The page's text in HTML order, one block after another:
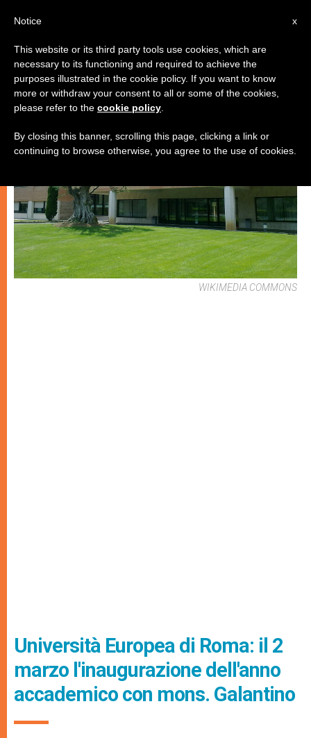
ARTE E CULTURA
WIKIMEDIA COMMONS
Università Europea di Roma: il 2
marzo l'inaugurazione dell'anno
accademico con mons. Galantino
x
Notice
This website or its third party tools use cookies, which are
necessary to its functioning and required to achieve the
purposes illustrated in the cookie policy. If you want to know
more or withdraw your consent to all or some of the cookies,
please refer to the cookie policy
By closing this banner, scrolling this page, clicking a link or
continuing to browse otherwise, you agree to the use of cookies.